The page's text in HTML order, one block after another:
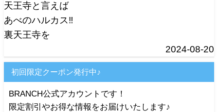
天王寺と言えば
あべのハルカス‼️
裏天王寺を
2024-08-20
初回限定クーポン発行中♪
BRANCH公式アカウントです！
限定割引やお得な情報をお届けいたします♪